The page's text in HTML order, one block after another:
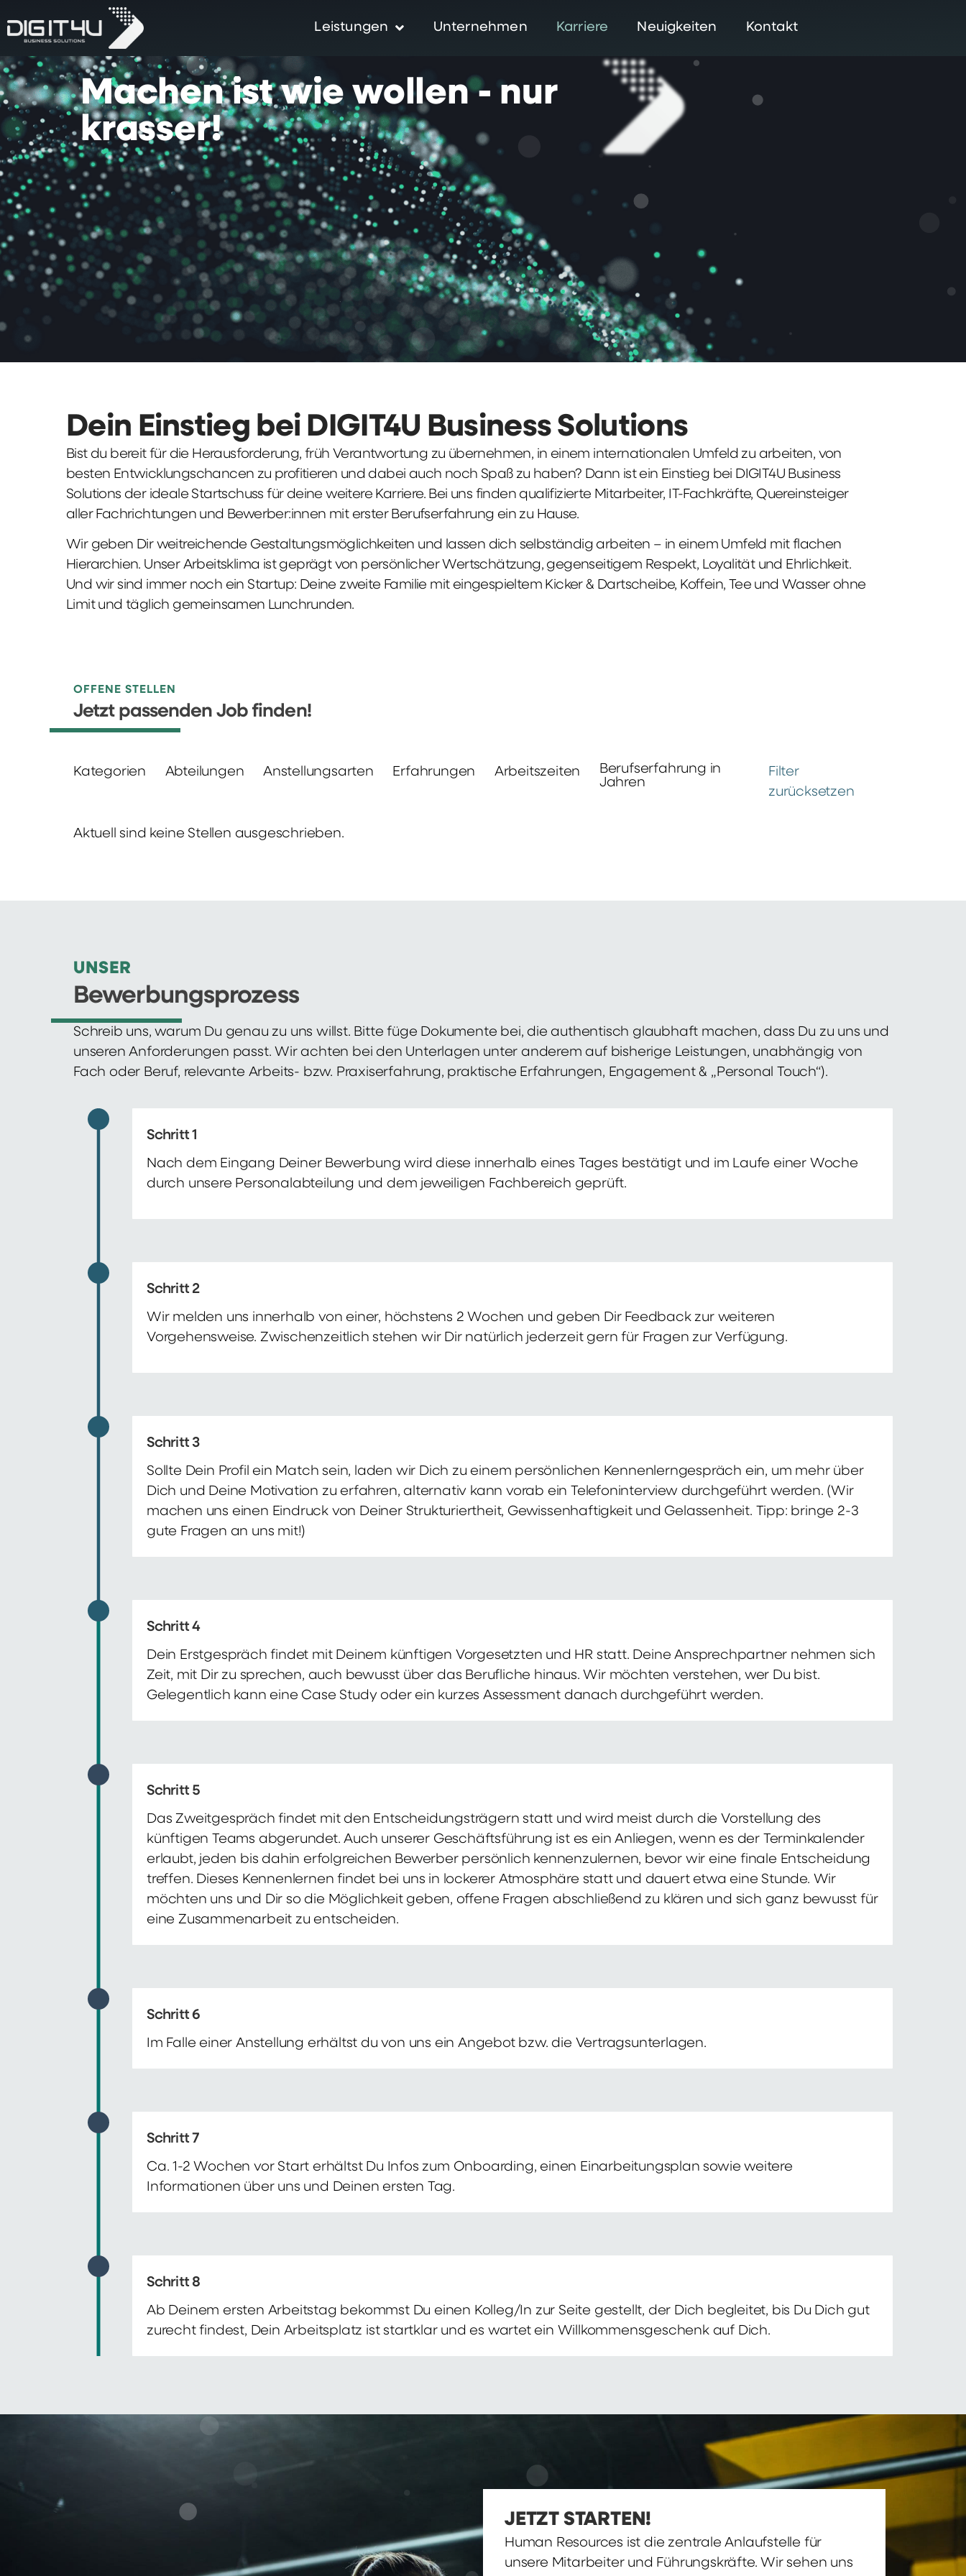
Leistungen Unternehmen Karriere Neuigkeiten Kontakt
Machen ist wie wollen - nur
krasser!
Dein Einstieg bei DIGIT4U Business Solutions
Bist du bereit für die Herausforderung, früh Verantwortung zu übernehmen, in einem internationalen Umfeld zu arbeiten, von
besten Entwicklungschancen zu profitieren und dabei auch noch Spaß zu haben? Dann ist ein Einstieg bei DIGIT4U Business
Solutions der ideale Startschuss für deine weitere Karriere. Bei uns finden qualifizierte Mitarbeiter, IT-Fachkräfte, Quereinsteiger
aller Fachrichtungen und Bewerber:innen mit erster Berufserfahrung ein zu Hause.
Wir geben Dir weitreichende Gestaltungsmöglichkeiten und lassen dich selbständig arbeiten – in einem Umfeld mit flachen
Hierarchien. Unser Arbeitsklima ist geprägt von persönlicher Wertschätzung, gegenseitigem Respekt, Loyalität und Ehrlichkeit.
Und wir sind immer noch ein Startup: Deine zweite Familie mit eingespieltem Kicker & Dartscheibe, Koffein, Tee und Wasser ohne
Limit und täglich gemeinsamen Lunchrunden.
OFFENE STELLEN
Jetzt passenden Job finden!
Kategorien Abteilungen Anstellungsarten Erfahrungen Arbeitszeiten
Berufserfahrung in
Jahren
Filter
zurücksetzen
Aktuell sind keine Stellen ausgeschrieben.
UNSER
Bewerbungsprozess
Schreib uns, warum Du genau zu uns willst. Bitte füge Dokumente bei, die authentisch glaubhaft machen, dass Du zu uns und
unseren Anforderungen passt. Wir achten bei den Unterlagen unter anderem auf bisherige Leistungen, unabhängig von
Fach oder Beruf, relevante Arbeits- bzw. Praxiserfahrung, praktische Erfahrungen, Engagement & „Personal Touch“).
Schritt 1
Nach dem Eingang Deiner Bewerbung wird diese innerhalb eines Tages bestätigt und im Laufe einer Woche
durch unsere Personalabteilung und dem jeweiligen Fachbereich geprüft.
Schritt 2
Wir melden uns innerhalb von einer, höchstens 2 Wochen und geben Dir Feedback zur weiteren
Vorgehensweise. Zwischenzeitlich stehen wir Dir natürlich jederzeit gern für Fragen zur Verfügung.
Schritt 3
Sollte Dein Profil ein Match sein, laden wir Dich zu einem persönlichen Kennenlerngespräch ein, um mehr über
Dich und Deine Motivation zu erfahren, alternativ kann vorab ein Telefoninterview durchgeführt werden. (Wir
machen uns einen Eindruck von Deiner Strukturiertheit, Gewissenhaftigkeit und Gelassenheit. Tipp: bringe 2-3
gute Fragen an uns mit!)
Schritt 4
Dein Erstgespräch findet mit Deinem künftigen Vorgesetzten und HR statt. Deine Ansprechpartner nehmen sich
Zeit, mit Dir zu sprechen, auch bewusst über das Berufliche hinaus. Wir möchten verstehen, wer Du bist.
Gelegentlich kann eine Case Study oder ein kurzes Assessment danach durchgeführt werden.
Schritt 5
Das Zweitgespräch findet mit den Entscheidungsträgern statt und wird meist durch die Vorstellung des
künftigen Teams abgerundet. Auch unserer Geschäftsführung ist es ein Anliegen, wenn es der Terminkalender
erlaubt, jeden bis dahin erfolgreichen Bewerber persönlich kennenzulernen, bevor wir eine finale Entscheidung
treffen. Dieses Kennenlernen findet bei uns in lockerer Atmosphäre statt und dauert etwa eine Stunde. Wir
möchten uns und Dir so die Möglichkeit geben, offene Fragen abschließend zu klären und sich ganz bewusst für
eine Zusammenarbeit zu entscheiden.
Schritt 6
Im Falle einer Anstellung erhältst du von uns ein Angebot bzw. die Vertragsunterlagen.
Schritt 7
Ca. 1-2 Wochen vor Start erhältst Du Infos zum Onboarding, einen Einarbeitungsplan sowie weitere
Informationen über uns und Deinen ersten Tag.
Schritt 8
Ab Deinem ersten Arbeitstag bekommst Du einen Kolleg/In zur Seite gestellt, der Dich begleitet, bis Du Dich gut
zurecht findest, Dein Arbeitsplatz ist startklar und es wartet ein Willkommensgeschenk auf Dich.
JETZT STARTEN!
Human Resources ist die zentrale Anlaufstelle für
unsere Mitarbeiter und Führungskräfte. Wir sehen uns